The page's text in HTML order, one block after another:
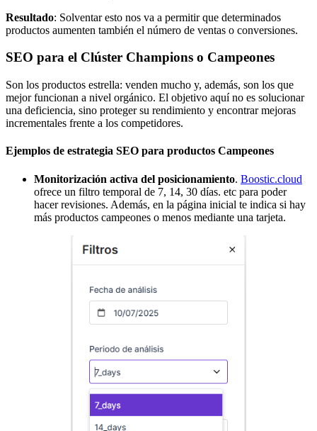
Resultado: Solventar esto nos va a permitir que determinados
productos aumenten también el número de ventas o conversiones.
SEO para el Clúster Champions o Campeones
Son los productos estrella: venden mucho y, además, son los que
mejor funcionan a nivel orgánico. El objetivo aquí no es solucionar
una deficiencia, sino proteger su rendimiento y encontrar mejoras
incrementales frente a los competidores.
Ejemplos de estrategia SEO para productos Campeones
Monitorización activa del posicionamiento. Boostic.cloud
ofrece un filtro temporal de 7, 14, 30 días. etc para poder
hacer revisiones. Además, en la página inicial te indica si hay
más productos campeones o menos mediante una tarjeta.